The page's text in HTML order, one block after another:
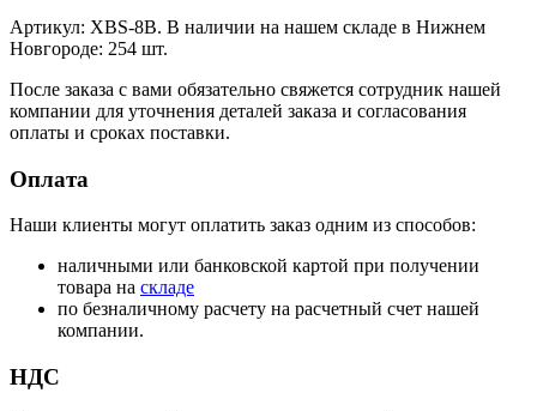
Артикул: XBS-8B. В наличии на нашем складе в Нижнем
Новгороде: 254 шт.
После заказа с вами обязательно свяжется сотрудник нашей
компании для уточнения деталей заказа и согласования
оплаты и сроках поставки.
Оплата
Наши клиенты могут оплатить заказ одним из способов:
наличными или банковской картой при получении
товара на складе
по безналичному расчету на расчетный счет нашей
компании.
НДС